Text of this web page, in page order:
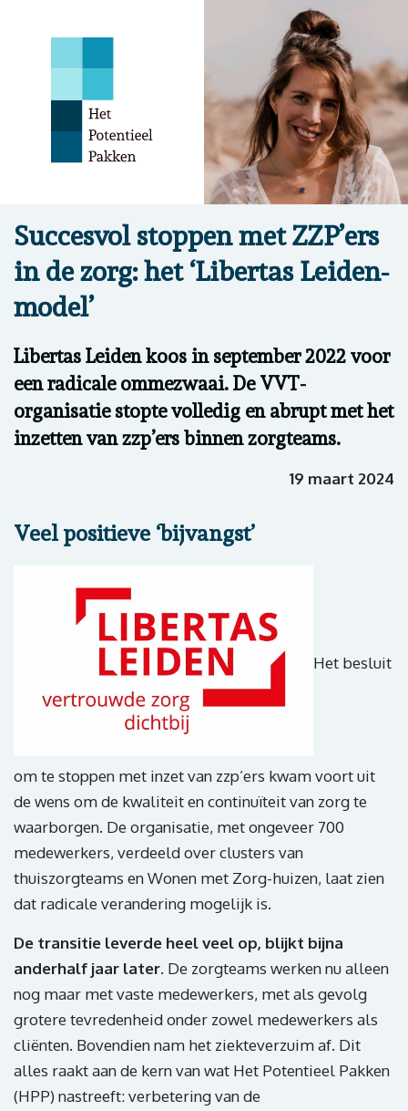
Succesvol stoppen met ZZP’ers
in de zorg: het ‘Libertas Leiden-
model’
Libertas Leiden koos in september 2022 voor
een radicale ommezwaai. De VVT-
organisatie stopte volledig en abrupt met het
inzetten van zzp’ers binnen zorgteams.
19 maart 2024
Veel positieve ‘bijvangst’
Het besluit
om te stoppen met inzet van zzp’ers kwam voort uit
de wens om de kwaliteit en continuïteit van zorg te
waarborgen. De organisatie, met ongeveer 700
medewerkers, verdeeld over clusters van
thuiszorgteams en Wonen met Zorg-huizen, laat zien
dat radicale verandering mogelijk is.
De transitie leverde heel veel op, blijkt bijna
anderhalf jaar later. De zorgteams werken nu alleen
nog maar met vaste medewerkers, met als gevolg
grotere tevredenheid onder zowel medewerkers als
cliënten. Bovendien nam het ziekteverzuim af. Dit
alles raakt aan de kern van wat Het Potentieel Pakken
(HPP) nastreeft: verbetering van de